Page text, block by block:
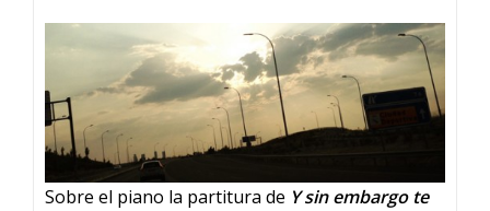
Sobre el piano la partitura de Y sin embargo te